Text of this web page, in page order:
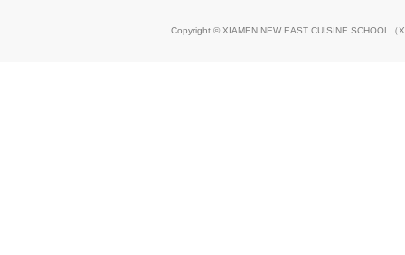
Copyright © XIAMEN NEW EAST CUISINE SCHOOL（